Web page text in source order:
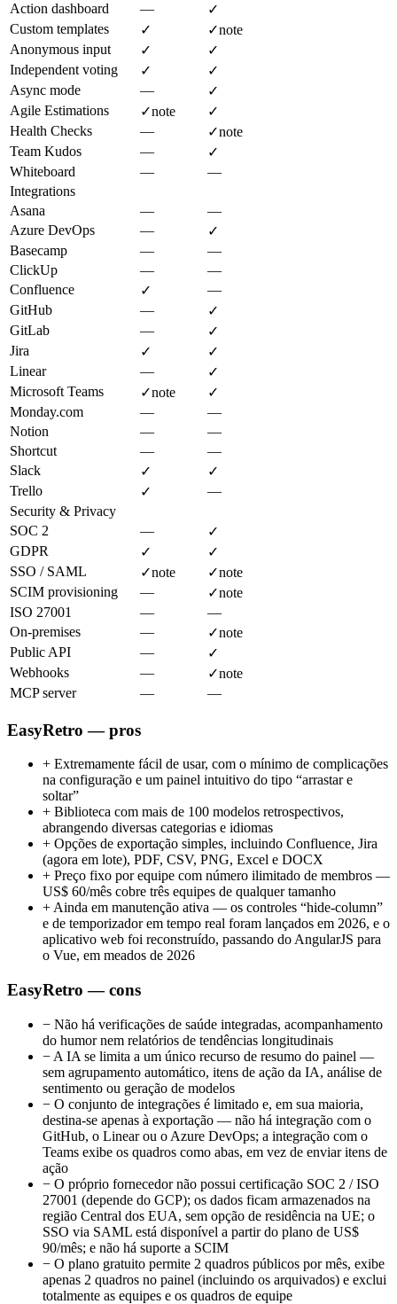
Action dashboard —
✓
Custom templates
✓ ✓note
Anonymous input
✓
✓
Independent voting
✓
✓
Async mode
—
✓
Agile Estimations
✓note
✓
Health Checks
— ✓note
Team Kudos
—
✓
Whiteboard
—
—
Integrations
Asana
—
—
Azure DevOps
—
✓
Basecamp
—
—
ClickUp
—
—
Confluence
✓
—
GitHub
—
✓
GitLab
—
✓
Jira
✓
✓
Linear
—
✓
Microsoft Teams
✓note
✓
Monday.com
—
—
Notion
—
—
Shortcut
—
—
Slack
✓
✓
Trello
✓
—
Security & Privacy
SOC 2
—
✓
GDPR
✓
✓
SSO / SAML
✓note ✓note
SCIM provisioning
— ✓note
ISO 27001
—
—
On-premises
— ✓note
Public API
—
✓
Webhooks
— ✓note
MCP server
— —
EasyRetro — pros
+ Extremamente fácil de usar, com o mínimo de complicações
na configuração e um painel intuitivo do tipo “arrastar e
soltar”
+ Biblioteca com mais de 100 modelos retrospectivos,
abrangendo diversas categorias e idiomas
+ Opções de exportação simples, incluindo Confluence, Jira
(agora em lote), PDF, CSV, PNG, Excel e DOCX
+ Preço fixo por equipe com número ilimitado de membros —
US$ 60/mês cobre três equipes de qualquer tamanho
+ Ainda em manutenção ativa — os controles “hide-column”
e de temporizador em tempo real foram lançados em 2026, e o
aplicativo web foi reconstruído, passando do AngularJS para
o Vue, em meados de 2026
EasyRetro — cons
− Não há verificações de saúde integradas, acompanhamento
do humor nem relatórios de tendências longitudinais
− A IA se limita a um único recurso de resumo do painel —
sem agrupamento automático, itens de ação da IA, análise de
sentimento ou geração de modelos
− O conjunto de integrações é limitado e, em sua maioria,
destina-se apenas à exportação — não há integração com o
GitHub, o Linear ou o Azure DevOps; a integração com o
Teams exibe os quadros como abas, em vez de enviar itens de
ação
− O próprio fornecedor não possui certificação SOC 2 / ISO
27001 (depende do GCP); os dados ficam armazenados na
região Central dos EUA, sem opção de residência na UE; o
SSO via SAML está disponível a partir do plano de US$
90/mês; e não há suporte a SCIM
− O plano gratuito permite 2 quadros públicos por mês, exibe
apenas 2 quadros no painel (incluindo os arquivados) e exclui
totalmente as equipes e os quadros de equipe